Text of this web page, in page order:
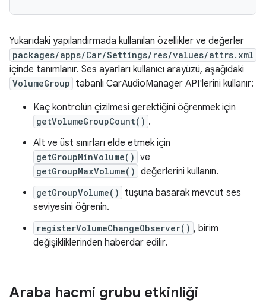
Yukarıdaki yapılandırmada kullanılan özellikler ve değerler
packages/apps/Car/Settings/res/values/attrs.xml
içinde tanımlanır. Ses ayarları kullanıcı arayüzü, aşağıdaki
VolumeGroup tabanlı CarAudioManager API'lerini kullanır:
Kaç kontrolün çizilmesi gerektiğini öğrenmek için
getVolumeGroupCount() .
Alt ve üst sınırları elde etmek için
getGroupMinVolume() ve
getGroupMaxVolume() değerlerini kullanın.
getGroupVolume()
tuşuna basarak mevcut ses
seviyesini öğrenin.
registerVolumeChangeObserver() , birim
değişikliklerinden haberdar edilir.
Araba hacmi grubu etkinliği